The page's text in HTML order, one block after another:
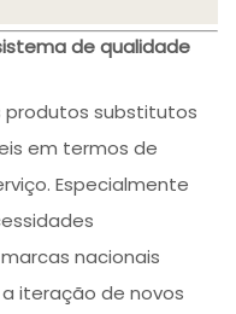
de qualidade
produtos substitutos
em termos de
Especialmente
nacionais
iteração de novos